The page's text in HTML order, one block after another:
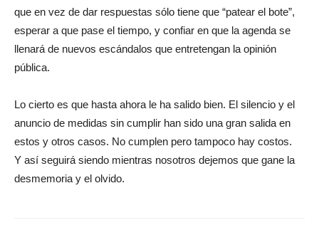
que en vez de dar respuestas sólo tiene que “patear el bote”,
esperar a que pase el tiempo, y confiar en que la agenda se
llenará de nuevos escándalos que entretengan la opinión
pública.
Lo cierto es que hasta ahora le ha salido bien. El silencio y el
anuncio de medidas sin cumplir han sido una gran salida en
estos y otros casos. No cumplen pero tampoco hay costos.
Y así seguirá siendo mientras nosotros dejemos que gane la
desmemoria y el olvido.